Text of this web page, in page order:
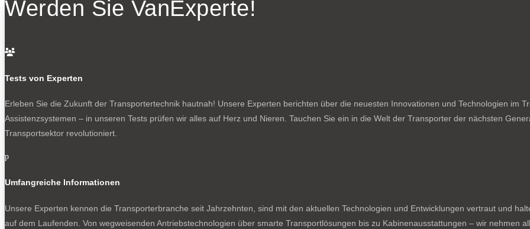
Werden Sie VanExperte!

Tests von Experten
Erleben Sie die Zukunft der Transportertechnik hautnah! Unsere Experten berichten über die neuesten Innovationen und Technologien im
Assistenzsystemen – in unseren Tests prüfen wir alles auf Herz und Nieren. Tauchen Sie ein in die Welt der Transporter der nächsten
Transportsektor revolutioniert.
p
Umfangreiche Informationen
Unsere Experten kennen die Transporterbranche seit Jahrzehnten, sind mit den aktuellen Technologien und Entwicklungen vertraut und
auf dem Laufenden. Von wegweisenden Antriebstechnologien über smarte Transportlösungen bis zu Kabinenausstattungen – wir nehmen